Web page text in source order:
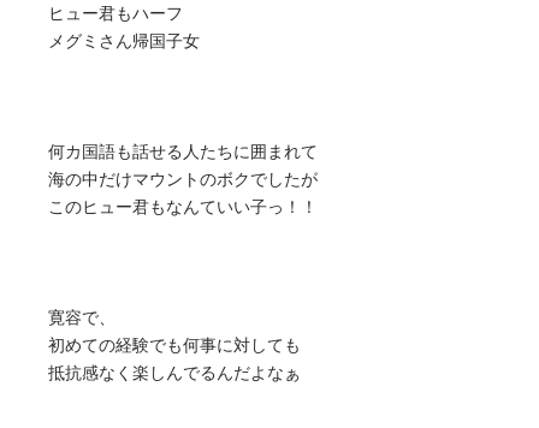
ヒュー君もハーフ
メグミさん帰国子女
何カ国語も話せる人たちに囲まれて
海の中だけマウントのボクでしたが
このヒュー君もなんていい子っ！！
寛容で、
初めての経験でも何事に対しても
抵抗感なく楽しんでるんだよなぁ